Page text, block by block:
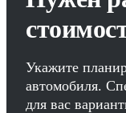
Укажите
автомобиля.
для вас